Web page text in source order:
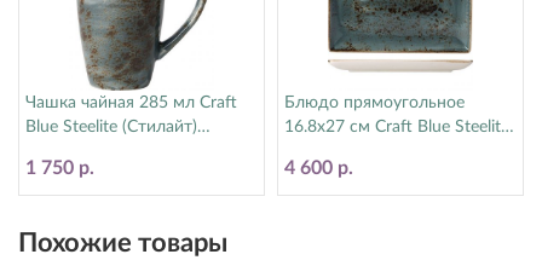
Чашка чайная 285 мл Craft
Blue Steelite (Стилайт)
1 750 р.
Блюдо прямоугольное
16.8х27 см Craft Blue Steelite
4 600 р.
Похожие товары